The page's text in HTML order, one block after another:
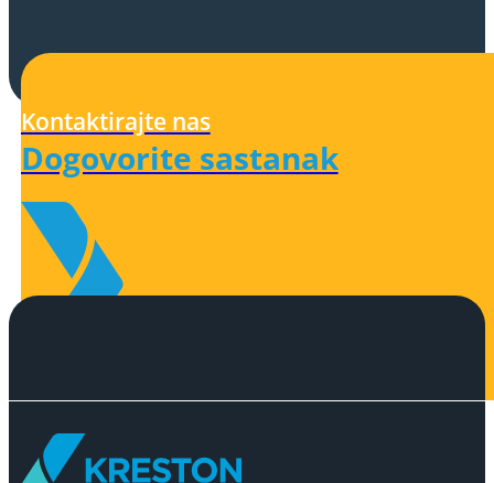
Kontaktirajte nas
Dogovorite sastanak